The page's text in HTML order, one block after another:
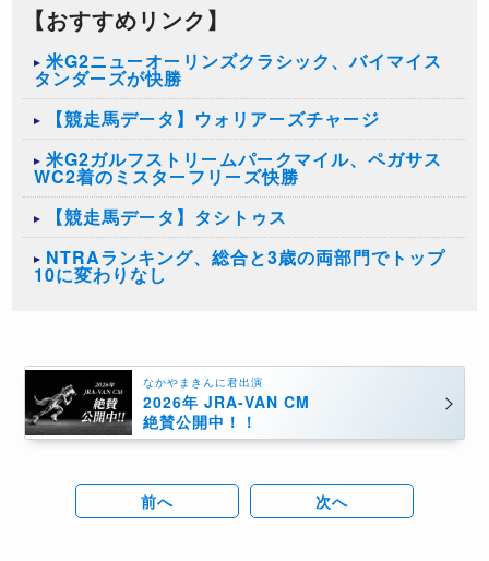
【おすすめリンク】
米G2ニューオーリンズクラシック、バイマイス
タンダーズが快勝
【競走馬データ】ウォリアーズチャージ
米G2ガルフストリームパークマイル、ペガサス
WC2着のミスターフリーズ快勝
【競走馬データ】タシトゥス
NTRAランキング、総合と3歳の両部門でトップ
10に変わりなし
なかやまきんに君出演
2026年 JRA-VAN CM
絶賛公開中！！
前へ 次へ